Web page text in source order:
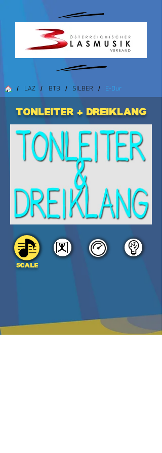
/ LAZ / BTB / SILBER / E-Dur
Tonleiter + Dreiklang
SCALE